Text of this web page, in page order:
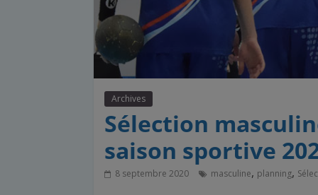
Archives
Sélection
saison sportive
8 septembre 2020 masculine, planning,